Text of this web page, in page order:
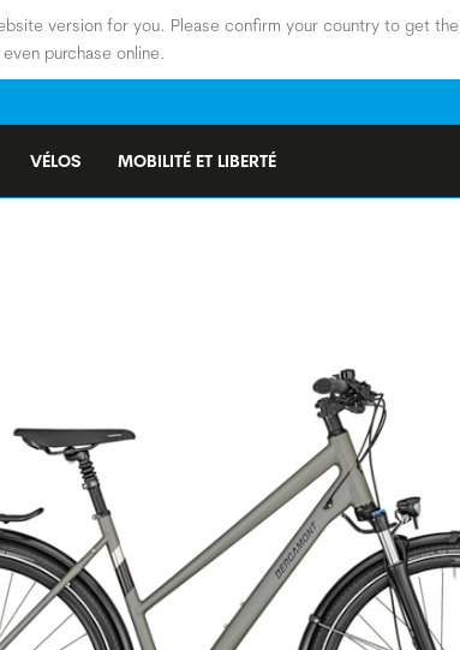
version for you. Please confirm your country to get the
purchase online.
VÉLOS MOBILITÉ ET LIBERTÉ